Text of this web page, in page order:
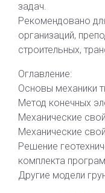
задач.
Рекомендовано
организаций,
строительных,
Оглавление:
Основы механики
Метод конечных
Механические
Механические
Решение
комплекта
Другие модели